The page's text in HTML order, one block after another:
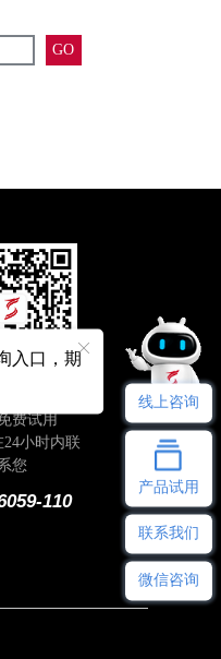
扫码
费试用
小时内联
您
110
入口，期
线上咨询
产品试用
联系我们
微信咨询